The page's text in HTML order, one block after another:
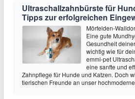
Ultraschallzahnbürste für
Tipps zur erfolgreichen
Mörfelden-
Eine gute
Gesundheit
wichtig wie für
emmi-pet
eine sanfte und
Zahnpflege für Hunde und Katzen. Doch
tierischen Freunde an unser